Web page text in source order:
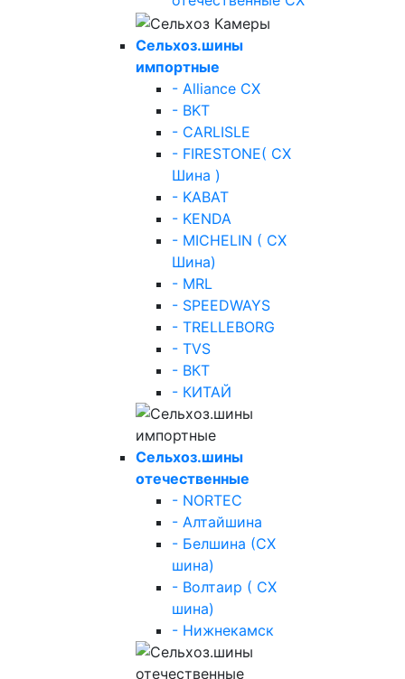
Сельхоз.шины
импортные
- Alliance СХ
- BKT
- CARLISLE
- FIRESTONE( СХ
Шина )
- KABAT
- KENDA
- MICHELIN ( СХ
Шина)
- MRL
- SPEEDWAYS
- TRELLEBORG
- TVS
- ВКТ
- КИТАЙ
Сельхоз.шины
отечественные
- NORTEC
- Алтайшина
- Белшина (СХ
шина)
- Волтаир ( СХ
шина)
- Нижнекамск